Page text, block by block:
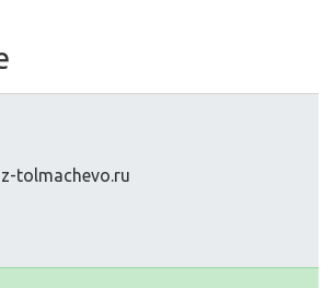
tolmachevo.ru